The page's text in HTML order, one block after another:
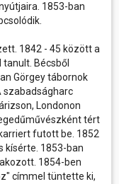
1853-ban
1842 - 45 között a
Bécsből
Görgey tábornok
szabadságharc
Londonon
tért
futott be. 1852
kísérte. 1853-ban
1854-ben
címmel tüntette ki,